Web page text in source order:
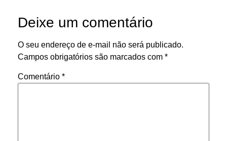
Deixe um comentário
O seu endereço de e-mail não será publicado.
Campos obrigatórios são marcados com *
Comentário *